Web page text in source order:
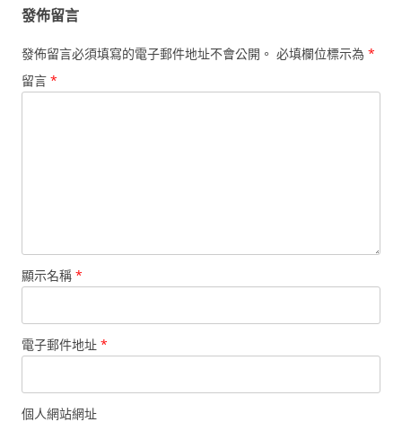
發佈留言
發佈留言必須填寫的電子郵件地址不會公開。 必填欄位標示為 *
留言 *
顯示名稱 *
電子郵件地址 *
個人網站網址